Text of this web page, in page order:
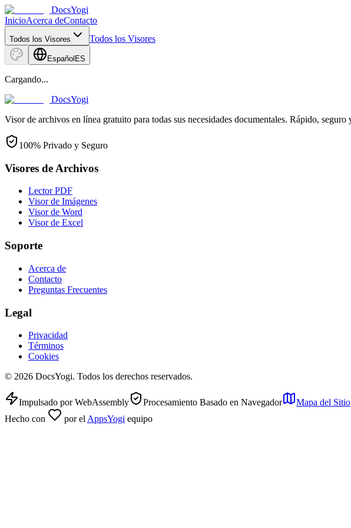
DocsYogi
InicioAcerca deContacto
Todos los Visores Todos los Visores
Español ES
Cargando...
DocsYogi
Visor de archivos en línea gratuito para todas sus necesidades documentales. Rápido,
100% Privado y Seguro
Visores de Archivos
Lector PDF
Visor de Imágenes
Visor de Word
Visor de Excel
Soporte
Acerca de
Contacto
Preguntas Frecuentes
Legal
Privacidad
Términos
Cookies
© 2026 DocsYogi. Todos los derechos reservados.
Impulsado por WebAssembly Procesamiento Basado en Navegador
Mapa del Sitio
Hecho con
por el AppsYogi equipo